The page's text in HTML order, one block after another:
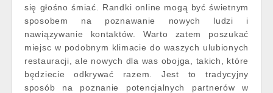
się głośno śmiać. Randki online mogą być świetnym
sposobem na poznawanie nowych ludzi i
nawiązywanie kontaktów. Warto zatem poszukać
miejsc w podobnym klimacie do waszych ulubionych
restauracji, ale nowych dla was obojga, takich, które
będziecie odkrywać razem. Jest to tradycyjny
sposób na poznanie potencjalnych partnerów w